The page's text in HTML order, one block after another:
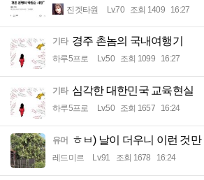
진겟타원 Lv.70 조회 1409 16:27
기타 경주 촌놈의 국내여행기
하루5프로 Lv.50 조회 1099 16:27
기타 심각한 대한민국 교육현실
하루5프로 Lv.50 조회 1657 16:24
유머 ㅎㅂ) 날이 더우니 이런 것만
레드미르 Lv.91 조회 1678 16:24